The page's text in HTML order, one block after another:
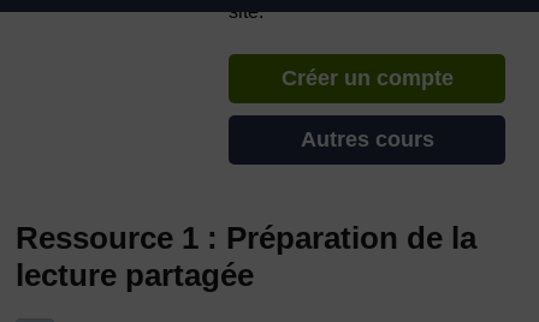
site.
Créer un compte
Autres cours
Ressource 1 : Préparation de la
lecture partagée